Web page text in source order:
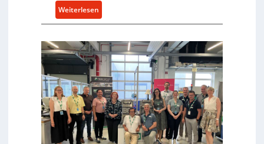
b
0
-
l
a
t
t
f
o
r
m
w
Weiterlesen
S
a
r
e
P
a
r
s